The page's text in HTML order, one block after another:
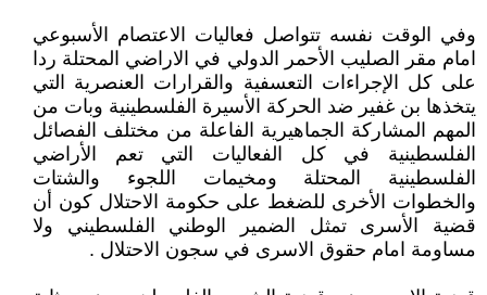
وفي الوقت نفسه تتواصل فعاليات الاعتصام الأسبوعي
امام مقر الصليب الأحمر الدولي في الاراضي المحتلة ردا
على كل الإجراءات التعسفية والقرارات العنصرية التي
يتخذها بن غفير ضد الحركة الأسيرة الفلسطينية وبات من
المهم المشاركة الجماهيرية الفاعلة من مختلف الفصائل
الفلسطينية في كل الفعاليات التي تعم الأراضي
الفلسطينية المحتلة ومخيمات اللجوء والشتات
والخطوات الأخرى للضغط على حكومة الاحتلال كون أن
قضية الأسرى تمثل الضمير الوطني الفلسطيني ولا
مساومة امام حقوق الاسرى في سجون الاحتلال .